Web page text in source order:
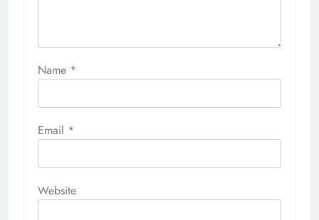
Name *
Email *
Website